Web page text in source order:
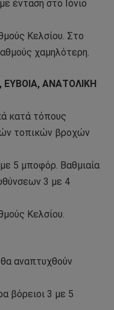
ένταση στο Ιόνιο
Κελσίου. Στο
χαμηλότερη.
ΑΝΑΤΟΛΙΚΗ
κατά τόπους
τοπικών βροχών
5 μποφόρ. Βαθμιαία
3 με 4
Κελσίου.
θα αναπτυχθούν
βόρειοι 3 με 5